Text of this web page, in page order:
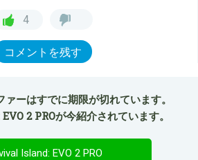
4
コメントを残す
ーはすでに期限が切れています。
2 PROが今紹介されています。
Island: EVO 2 PRO